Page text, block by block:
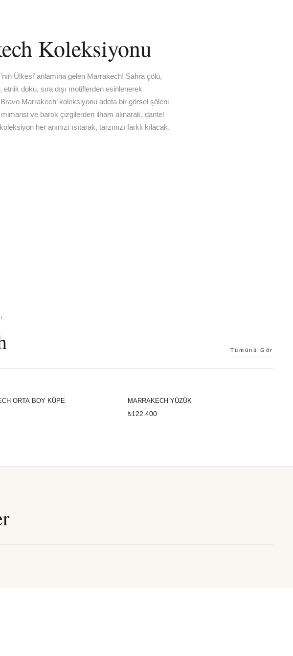
Koleksiyonu
Ülkesi’ anlamına gelen Marrakech! Sahra çölü,
etnik doku, sıra dışı motiflerden esinlenerek
Marrakech’ koleksiyonu adeta bir görsel şöleni
mimarisi ve barok çizgilerden ilham alınarak, dantel
her anınızı ısıtarak, tarzınızı farklı kılacak.
Tümünü Gör
ORTA BOY KÜPE MARRAKECH YÜZÜK
₺122.400